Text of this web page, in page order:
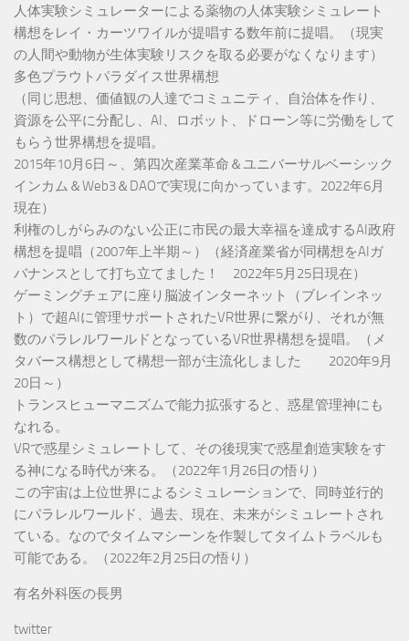
人体実験シミュレーターによる薬物の人体実験シミュレート
構想をレイ・カーツワイルが提唱する数年前に提唱。（現実
の人間や動物が生体実験リスクを取る必要がなくなります）
多色プラウトパラダイス世界構想
（同じ思想、価値観の人達でコミュニティ、自治体を作り、
資源を公平に分配し、AI、ロボット、ドローン等に労働をして
もらう世界構想を提唱。
2015年10月6日～、第四次産業革命＆ユニバーサルベーシック
インカム＆Web3＆DAOで実現に向かっています。2022年6月
現在）
利権のしがらみのない公正に市民の最大幸福を達成するAI政府
構想を提唱（2007年上半期～）（経済産業省が同構想をAIガ
バナンスとして打ち立てました！ 2022年5月25日現在）
ゲーミングチェアに座り脳波インターネット（ブレインネッ
ト）で超AIに管理サポートされたVR世界に繋がり、それが無
数のパラレルワールドとなっているVR世界構想を提唱。（メ
タバース構想として構想一部が主流化しました 2020年9月
20日～）
トランスヒューマニズムで能力拡張すると、惑星管理神にも
なれる。
VRで惑星シミュレートして、その後現実で惑星創造実験をす
る神になる時代が来る。（2022年1月26日の悟り）
この宇宙は上位世界によるシミュレーションで、同時並行的
にパラレルワールド、過去、現在、未来がシミュレートされ
ている。なのでタイムマシーンを作製してタイムトラベルも
可能である。（2022年2月25日の悟り）
有名外科医の長男
twitter